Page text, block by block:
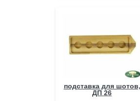
подставка для шотов,
ДП 26